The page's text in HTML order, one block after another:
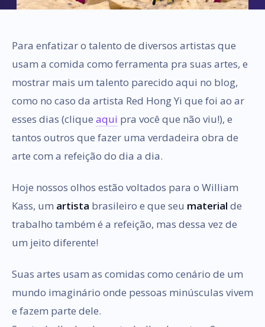
Para enfatizar o talento de diversos artistas que
usam a comida como ferramenta pra suas artes, e
mostrar mais um talento parecido aqui no blog,
como no caso da artista Red Hong Yi que foi ao ar
esses dias (clique aqui pra você que não viu!), e
tantos outros que fazer uma verdadeira obra de
arte com a refeição do dia a dia.
Hoje nossos olhos estão voltados para o William
Kass, um artista brasileiro e que seu material de
trabalho também é a refeição, mas dessa vez de
um jeito diferente!
Suas artes usam as comidas como cenário de um
mundo imaginário onde pessoas minúsculas vivem
e fazem parte dele.